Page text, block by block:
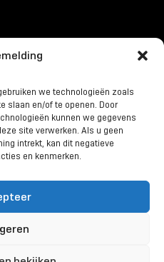
we technologieën zoals
slaan en/of te openen. Door
kunnen we gegevens
site verwerken. Als u geen
intrekt, kan dit negatieve
en kenmerken.